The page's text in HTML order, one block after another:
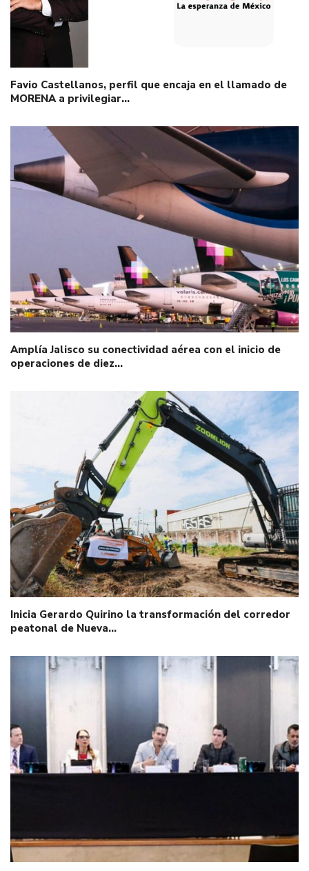
Favio Castellanos, perfil que encaja en el llamado de
MORENA a privilegiar…
Amplía Jalisco su conectividad aérea con el inicio de
operaciones de diez…
Inicia Gerardo Quirino la transformación del corredor
peatonal de Nueva…